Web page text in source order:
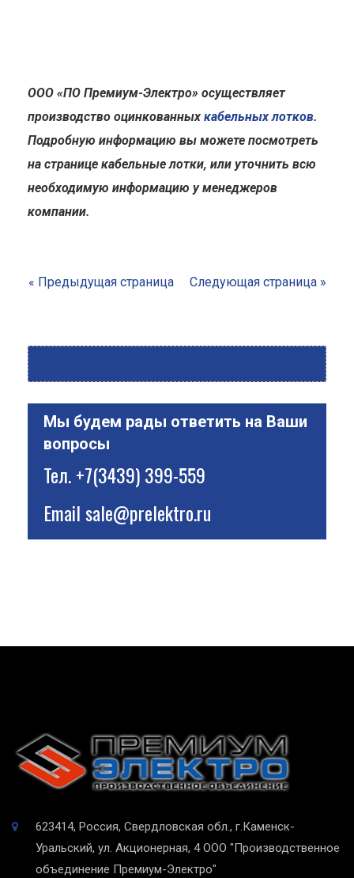
ООО «ПО Премиум-Электро» осуществляет
производство оцинкованных кабельных лотков.
Подробную информацию вы можете посмотреть
на странице кабельные лотки, или уточнить всю
необходимую информацию у менеджеров
компании.
« Предыдущая страница Следующая страница »
Мы будем рады ответить на Ваши
вопросы
Тел.+7(3439) 399-559
Emailsale@prelektro.ru
623414, Россия, Свердловская обл., г.Каменск-
Уральский, ул. Акционерная, 4 ООО "Производственное
объединение Премиум-Электро"